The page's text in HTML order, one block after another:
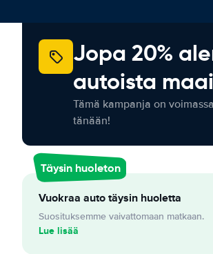
Jopa 20%
autoista
Tämä kampanja on
tänään!
Täysin huoleton
Vuokraa auto täysin huoletta
Suosituksemme vaivattomaan matkaan.
Lue lisää